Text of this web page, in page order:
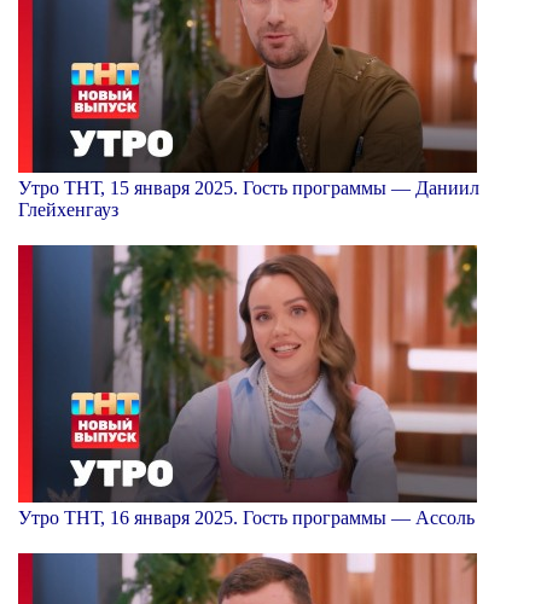
Утро ТНТ, 15 января 2025. Гость программы — Даниил
Глейхенгауз
Утро ТНТ, 16 января 2025. Гость программы — Ассоль